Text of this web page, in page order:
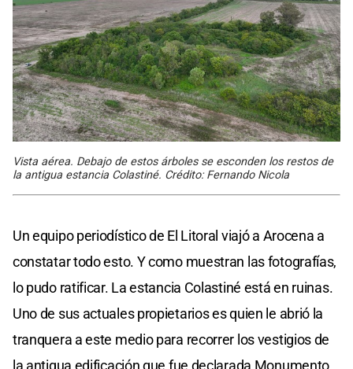
Vista aérea. Debajo de estos árboles se esconden los restos de
la antigua estancia Colastiné. Crédito: Fernando Nicola
Un equipo periodístico de El Litoral viajó a Arocena a
constatar todo esto. Y como muestran las fotografías,
lo pudo ratificar. La estancia Colastiné está en ruinas.
Uno de sus actuales propietarios es quien le abrió la
tranquera a este medio para recorrer los vestigios de
la antigua edificación que fue declarada Monumento